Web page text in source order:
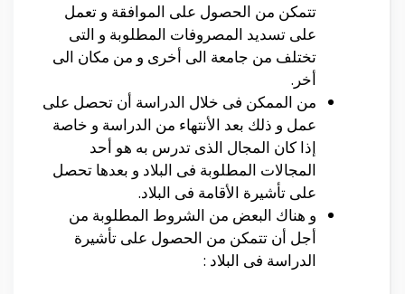
تتمكن من الحصول على الموافقة و تعمل
على تسديد المصروفات المطلوبة و التى
تختلف من جامعة الى أخرى و من مكان الى
أخر.
من الممكن فى خلال الدراسة أن تحصل على
عمل و ذلك بعد الأنتهاء من الدراسة و خاصة
إذا كان المجال الذى تدرس به هو أحد
المجالات المطلوبة فى البلاد و بعدها تحصل
على تأشيرة الأقامة فى البلاد.
و هناك البعض من الشروط المطلوبة من
أجل أن تتمكن من الحصول على تأشيرة
الدراسة فى البلاد :